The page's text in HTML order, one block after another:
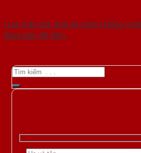
Lựa chọn cửa nhà vệ sinh chống
đảm bảo độ bền,